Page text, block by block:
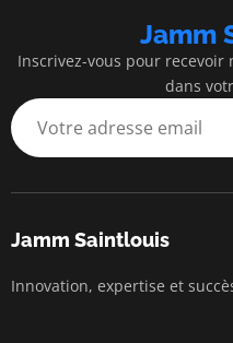
Jamm
Inscrivez-vous pour
dans
Jamm Saintlouis
Innovation, expertise et